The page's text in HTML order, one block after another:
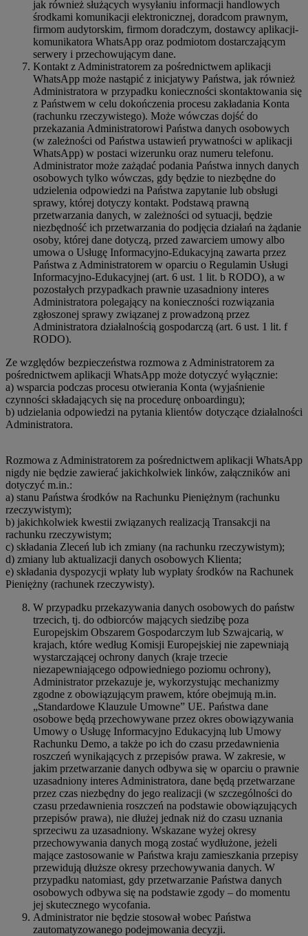
jak również służących wysyłaniu informacji handlowych
środkami komunikacji elektronicznej, doradcom prawnym,
firmom audytorskim, firmom doradczym, dostawcy aplikacji-
komunikatora WhatsApp oraz podmiotom dostarczającym
serwery i przechowującym dane.
Kontakt z Administratorem za pośrednictwem aplikacji
WhatsApp może nastąpić z inicjatywy Państwa, jak również
Administratora w przypadku konieczności skontaktowania się
z Państwem w celu dokończenia procesu zakładania Konta
(rachunku rzeczywistego). Może wówczas dojść do
przekazania Administratorowi Państwa danych osobowych
(w zależności od Państwa ustawień prywatności w aplikacji
WhatsApp) w postaci wizerunku oraz numeru telefonu.
Administrator może zażądać podania Państwa innych danych
osobowych tylko wówczas, gdy będzie to niezbędne do
udzielenia odpowiedzi na Państwa zapytanie lub obsługi
sprawy, której dotyczy kontakt. Podstawą prawną
przetwarzania danych, w zależności od sytuacji, będzie
niezbędność ich przetwarzania do podjęcia działań na żądanie
osoby, której dane dotyczą, przed zawarciem umowy albo
umowa o Usługę Informacyjno-Edukacyjną zawarta przez
Państwa z Administratorem w oparciu o Regulamin Usługi
Informacyjno-Edukacyjnej (art. 6 ust. 1 lit. b RODO), a w
pozostałych przypadkach prawnie uzasadniony interes
Administratora polegający na konieczności rozwiązania
zgłoszonej sprawy związanej z prowadzoną przez
Administratora działalnością gospodarczą (art. 6 ust. 1 lit. f
RODO).
Ze względów bezpieczeństwa rozmowa z Administratorem za
pośrednictwem aplikacji WhatsApp może dotyczyć wyłącznie:
a) wsparcia podczas procesu otwierania Konta (wyjaśnienie
czynności składających się na procedurę onboardingu);
b) udzielania odpowiedzi na pytania klientów dotyczące działalności
Administratora.
Rozmowa z Administratorem za pośrednictwem aplikacji WhatsApp
nigdy nie będzie zawierać jakichkolwiek linków, załączników ani
dotyczyć m.in.:
a) stanu Państwa środków na Rachunku Pieniężnym (rachunku
rzeczywistym);
b) jakichkolwiek kwestii związanych realizacją Transakcji na
rachunku rzeczywistym;
c) składania Zleceń lub ich zmiany (na rachunku rzeczywistym);
d) zmiany lub aktualizacji danych osobowych Klienta;
e) składania dyspozycji wpłaty lub wypłaty środków na Rachunek
Pieniężny (rachunek rzeczywisty).
W przypadku przekazywania danych osobowych do państw
trzecich, tj. do odbiorców mających siedzibę poza
Europejskim Obszarem Gospodarczym lub Szwajcarią, w
krajach, które według Komisji Europejskiej nie zapewniają
wystarczającej ochrony danych (kraje trzecie
niezapewniającego odpowiedniego poziomu ochrony),
Administrator przekazuje je, wykorzystując mechanizmy
zgodne z obowiązującym prawem, które obejmują m.in.
„Standardowe Klauzule Umowne” UE. Państwa dane
osobowe będą przechowywane przez okres obowiązywania
Umowy o Usługę Informacyjno Edukacyjną lub Umowy
Rachunku Demo, a także po ich do czasu przedawnienia
roszczeń wynikających z przepisów prawa. W zakresie, w
jakim przetwarzanie danych odbywa się w oparciu o prawnie
uzasadniony interes Administratora, dane będą przetwarzane
przez czas niezbędny do jego realizacji (w szczególności do
czasu przedawnienia roszczeń na podstawie obowiązujących
przepisów prawa), nie dłużej jednak niż do czasu uznania
sprzeciwu za uzasadniony. Wskazane wyżej okresy
przechowywania danych mogą zostać wydłużone, jeżeli
mające zastosowanie w Państwa kraju zamieszkania przepisy
przewidują dłuższe okresy przechowywania danych. W
przypadku natomiast, gdy przetwarzanie Państwa danych
osobowych odbywa się na podstawie zgody – do momentu
jej skutecznego wycofania.
Administrator nie będzie stosował wobec Państwa
zautomatyzowanego podejmowania decyzji.